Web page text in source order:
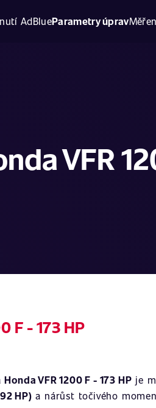
AdBlueParametry úprav
VFR
F - 173 HP
Honda VFR 1200 F - 173 HP je
HP) a nárůst točivého